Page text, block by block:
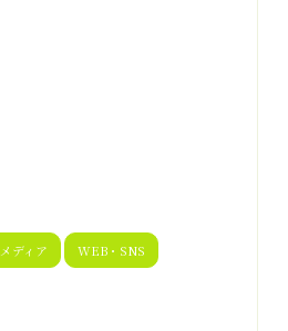
メディア WEB・SNS